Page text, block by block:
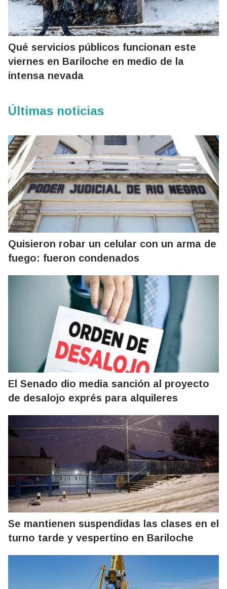
Qué servicios públicos funcionan este
viernes en Bariloche en medio de la
intensa nevada
Últimas noticias
Quisieron robar un celular con un arma de
fuego: fueron condenados
El Senado dio media sanción al proyecto
de desalojo exprés para alquileres
Se mantienen suspendidas las clases en el
turno tarde y vespertino en Bariloche